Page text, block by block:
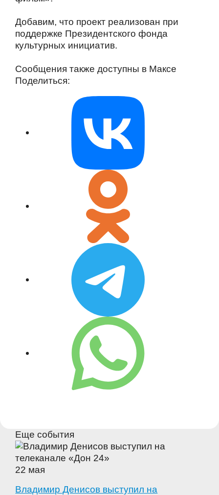
Добавим, что проект реализован при
поддержке Президентского фонда
культурных инициатив.
Сообщения также доступны в Максе
Поделиться:
Еще события
22 мая
Владимир Денисов выступил на